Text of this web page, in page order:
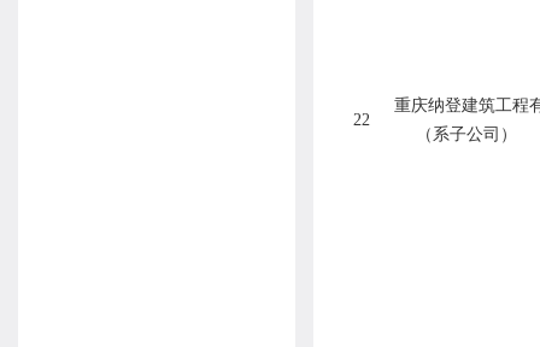
22
重庆纳登建筑工程
（系子公司）